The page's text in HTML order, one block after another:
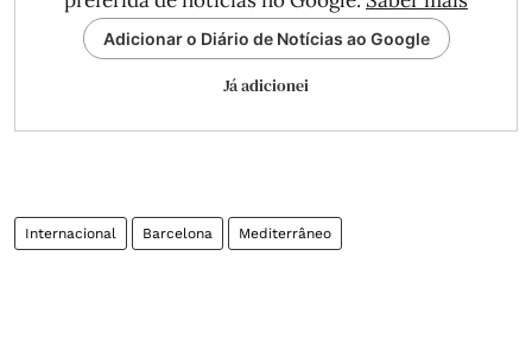
Adicionar o Diário de Notícias ao Google
Já adicionei
Internacional Barcelona Mediterrâneo